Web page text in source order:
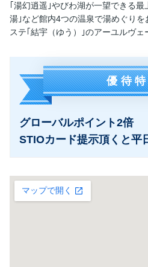
｢湯幻逍遥｣やびわ湖が一望できる
湯｣など館内4つの温泉で湯めぐり
ステ｢結宇（ゆう）｣のアーユルヴェ
優待
グローバルポイント2倍
STIOカード提示頂くと平